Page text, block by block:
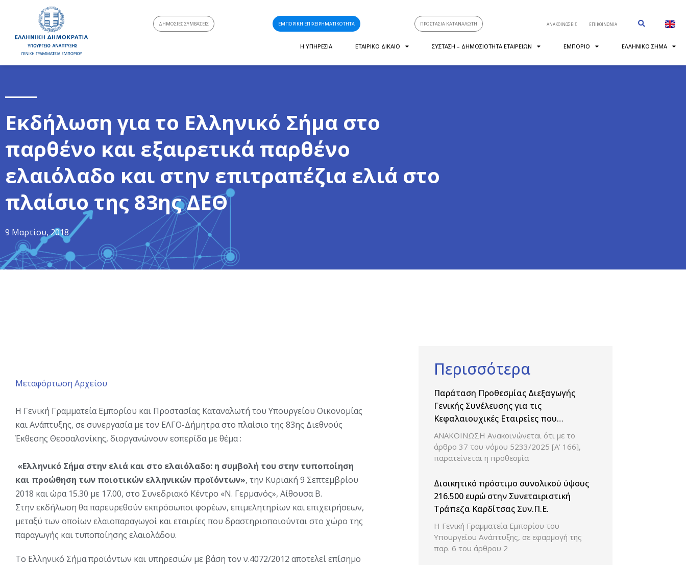
ΔΗΜΟΣΙΕΣ ΣΥΜΒΑΣΕΙΣ ΕΜΠΟΡΙΚΗ ΕΠΙΧΕΙΡΗΜΑΤΙΚΟΤΗΤΑ ΠΡΟΣΤΑΣΙΑ ΚΑΤΑΝΑΛΩΤΗ ΑΝΑΚΟΙΝΩΣΕΙΣ ΕΠΙΚΟΙΝΩΝΙΑ
Η ΥΠΗΡΕΣΙΑ ΕΤΑΙΡΙΚΟ ΔΙΚΑΙΟ ΣΥΣΤΑΣΗ – ΔΗΜΟΣΙΟΤΗΤΑ ΕΤΑΙΡΕΙΩΝ ΕΜΠΟΡΙΟ ΕΛΛΗΝΙΚΟ ΣΗΜΑ
Εκδήλωση για το Ελληνικό Σήμα στο
παρθένο και εξαιρετικά παρθένο
ελαιόλαδο και στην επιτραπέζια ελιά στο
πλαίσιο της 83ης ΔΕΘ
9 Μαρτίου, 2018
Μεταφόρτωση Αρχείου
H Γενική Γραμματεία Εμπορίου και Προστασίας Καταναλωτή του Υπουργείου Οικονομίας
και Ανάπτυξης, σε συνεργασία με τον ΕΛΓΟ-Δήμητρα στο πλαίσιο της 83ης Διεθνούς
Έκθεσης Θεσσαλονίκης, διοργανώνουν εσπερίδα με θέμα :
«Ελληνικό Σήμα στην ελιά και στο ελαιόλαδο: η συμβολή του στην τυποποίηση
και προώθηση των ποιοτικών ελληνικών προϊόντων», την Κυριακή 9 Σεπτεμβρίου
2018 και ώρα 15.30 με 17.00, στο Συνεδριακό Κέντρο «Ν. Γερμανός», Αίθουσα Β.
Στην εκδήλωση θα παρευρεθούν εκπρόσωποι φορέων, επιμελητηρίων και επιχειρήσεων,
μεταξύ των οποίων ελαιοπαραγωγοί και εταιρίες που δραστηριοποιούνται στο χώρο της
παραγωγής και τυποποίησης ελαιολάδου.
Το Ελληνικό Σήμα προϊόντων και υπηρεσιών με βάση τον ν.4072/2012 αποτελεί επίσημο
Περισσότερα
Παράταση Προθεσμίας Διεξαγωγής
Γενικής Συνέλευσης για τις
Κεφαλαιουχικές Εταιρείες που
δραστηριοποιούνται στον κλάδο της
Βιομηχανίας Παραγωγής και Εμπορίας
Φαρμάκων
ΑΝΑΚΟΙΝΩΣΗ Ανακοινώνεται ότι με το
άρθρο 37 του νόμου 5233/2025 [Α’ 166],
παρατείνεται η προθεσμία
Διοικητικό πρόστιμο συνολικού ύψους
216.500 ευρώ στην Συνεταιριστική
Τράπεζα Καρδίτσας Συν.Π.Ε.
Η Γενική Γραμματεία Εμπορίου του
Υπουργείου Ανάπτυξης, σε εφαρμογή της
παρ. 6 του άρθρου 2